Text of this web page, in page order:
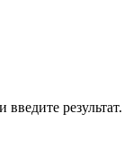
результат.